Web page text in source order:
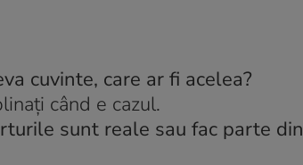
cuvinte, care ar fi acelea?
când e cazul.
sunt reale sau fac parte